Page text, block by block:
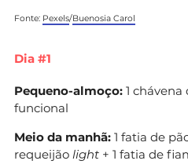
Fonte: Pexels/Buenosia Carol
Dia #1
Pequeno-almoço: 1 chávena
funcional
Meio da manhã: 1 fatia de
requeijão light + 1 fatia de